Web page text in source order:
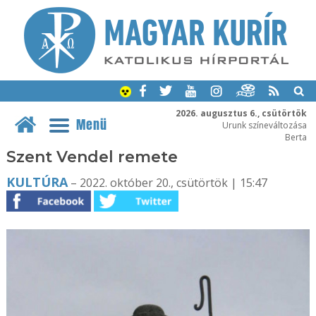
2026. augusztus 6., csütörtök
Urunk színeváltozása
Berta
Menü
Szent Vendel remete
KULTÚRA– 2022. október 20., csütörtök | 15:47